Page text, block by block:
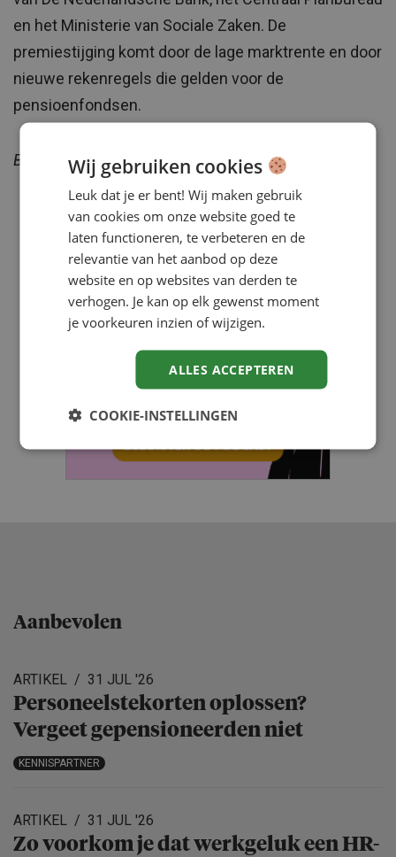
en het Ministerie van Sociale Zaken. De
premiestijging komt door de lage marktrente en door
nieuwe rekenregels die gelden voor de
pensioenfondsen.
Bronnen: PW De Gids, ING, NOS, NU.nl
Aanbevolen
ARTIKEL 31 JUL '26
Personeels­te­korten oplossen?
Vergeet gepensio­neerden niet
KENNISPARTNER
ARTIKEL 31 JUL '26
Zo voorkom je dat werkgeluk een HR-
Wij gebruiken cookies
Leuk dat je er bent! Wij maken gebruik
van cookies om onze website goed te
laten functioneren, te verbeteren en de
relevantie van het aanbod op deze
website en op websites van derden te
verhogen. Je kan op elk gewenst moment
je voorkeuren inzien of wijzigen.
ALLES ACCEPTEREN
COOKIE-INSTELLINGEN